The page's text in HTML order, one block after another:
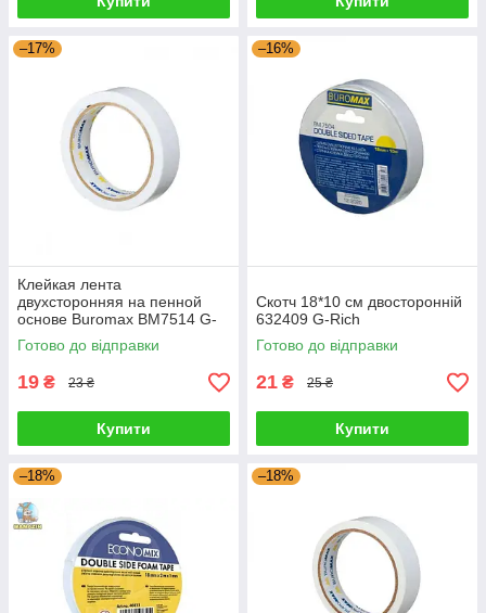
–17%
Клейкая лента
двухсторонняя на пенной
основе Buromax BM7514 G-
Rich
Готово до відправки
19 ₴ 23 ₴
Купити
–16%
Скотч 18*10 см двосторонній
632409 G-Rich
Готово до відправки
21 ₴ 25 ₴
Купити
–18% –18%